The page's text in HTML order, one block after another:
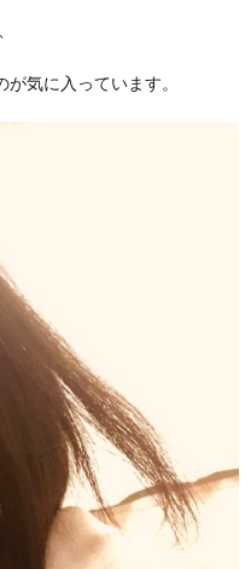
が気に入っています。